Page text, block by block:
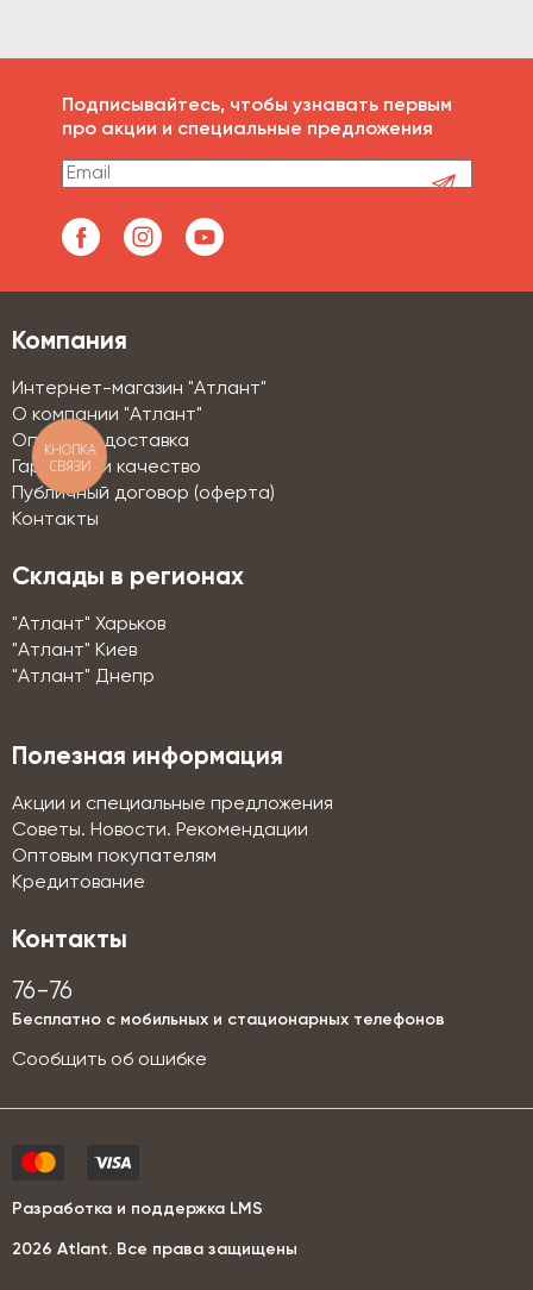
Подписывайтесь, чтобы узнавать первым
про акции и специальные предложения
Компания
Интернет-магазин "Атлант"
О компании "Атлант"
Оплата и доставка
Гарантии и качество
Публичный договор (оферта)
Контакты
Склады в регионах
"Атлант" Харьков
"Атлант" Киев
"Атлант" Днепр
Полезная информация
Акции и специальные предложения
Советы. Новости. Рекомендации
Оптовым покупателям
Кредитование
Контакты
76-76
Бесплатно с мобильных и стационарных телефонов
Сообщить об ошибке
2026 Аtlant. Все права защищены
Разработка и поддержка LMS
КНОПКА
СВЯЗИ